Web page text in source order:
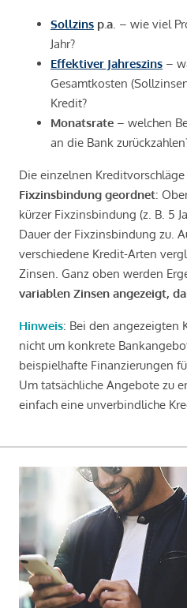
Sollzins p.a . – wie viel
Jahr?
Effektiver Jahreszins –
Gesamtkosten
Kredit?
Monatsrate – welchen
an die Bank
Die einzelnen
Fixzinsbindung geordnet:
kürzer Fixzinsbindung (z. B. 5
Dauer der Fixzinsbindung zu.
verschiedene Kredit-Arten
Zinsen. Ganz oben werden
variablen Zinsen angezeigt,
Hinweis: Bei den angezeigten
nicht um konkrete
beispielhafte Finanzierungen
Um tatsächliche Angebote zu
einfach eine unverbindliche